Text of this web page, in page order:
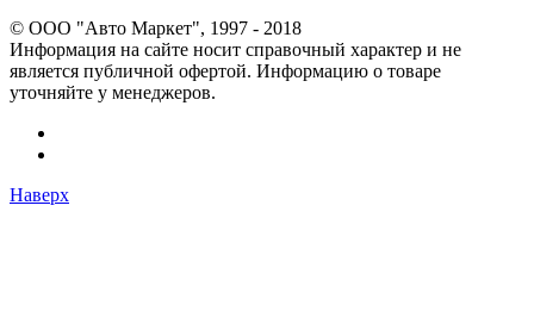
© OOO "Авто Маркет", 1997 - 2018
Информация на сайте носит справочный характер и не
является публичной офертой. Информацию о товаре
уточняйте у менеджеров.
Наверх